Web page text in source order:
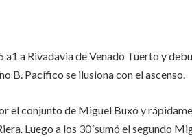
a1 a Rivadavia de Venado Tuerto y
B. Pacífico se ilusiona con el ascenso.
el conjunto de Miguel Buxó y
Luego a los 30´sumó el segundo